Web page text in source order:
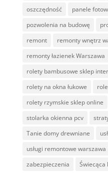
oszczędność
panele
pozwolenia na budowę
remont
remonty wnętrz
remonty łazienek Warszawa
rolety bambusowe sklep
rolety na okna łukowe
rolety rzymskie sklep online
stolarka okienna pcv
Tanie domy drewniane
usługi remontowe warszawa
zabezpieczenia
Świecąca